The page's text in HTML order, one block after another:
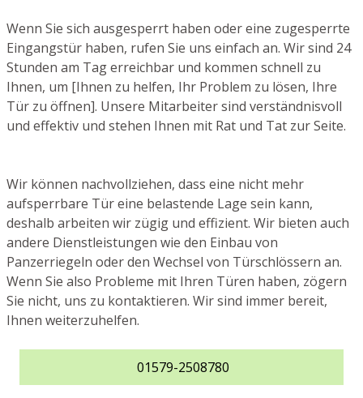
Wenn Sie sich ausgesperrt haben oder eine zugesperrte
Eingangstür haben, rufen Sie uns einfach an. Wir sind 24
Stunden am Tag erreichbar und kommen schnell zu
Ihnen, um [Ihnen zu helfen, Ihr Problem zu lösen, Ihre
Tür zu öffnen]. Unsere Mitarbeiter sind verständnisvoll
und effektiv und stehen Ihnen mit Rat und Tat zur Seite.
Wir können nachvollziehen, dass eine nicht mehr
aufsperrbare Tür eine belastende Lage sein kann,
deshalb arbeiten wir zügig und effizient. Wir bieten auch
andere Dienstleistungen wie den Einbau von
Panzerriegeln oder den Wechsel von Türschlössern an.
Wenn Sie also Probleme mit Ihren Türen haben, zögern
Sie nicht, uns zu kontaktieren. Wir sind immer bereit,
Ihnen weiterzuhelfen.
01579-2508780